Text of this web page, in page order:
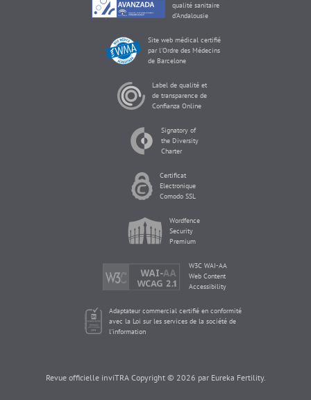
qualité sanitaire
d'Andalousie
Site web médical certifié
par l'Ordre des Médecins
de Barcelone
Label de qualité et
de transparence de
Confianza Online
Signatory of
the Diversity
Charter
Certificat
Electronique
Comodo SSL
Wordfence
Security
Premium
W3C WAI-AA
Web Content
Accessibility
Adaptateur commercial certifié en conformité
avec la Loi sur les services de la société de
l'information
Revue officielle inviTRA Copyright © 2026 par Eureka Fertility.